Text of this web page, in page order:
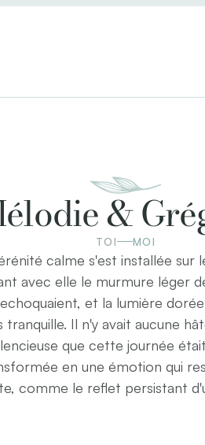
&
TOI MOI
calme s'est installée sur
avec elle le murmure léger
et la lumière
Il n'y avait aucune
que cette journée
en une émotion qui
comme le reflet persistant